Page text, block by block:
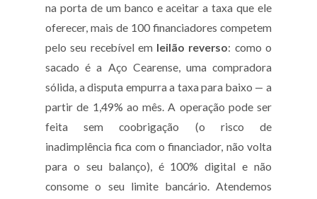
na porta de um banco e aceitar a taxa que ele
oferecer, mais de 100 financiadores competem
pelo seu recebível em leilão reverso: como o
sacado é a Aço Cearense, uma compradora
sólida, a disputa empurra a taxa para baixo — a
partir de 1,49% ao mês. A operação pode ser
feita sem coobrigação (o risco de
inadimplência fica com o financiador, não volta
para o seu balanço), é 100% digital e não
consome o seu limite bancário. Atendemos